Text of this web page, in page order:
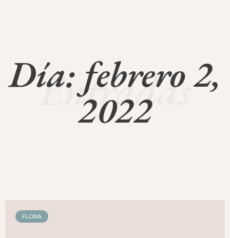
Día: febrero 2,
2022
Entradas
FLORA